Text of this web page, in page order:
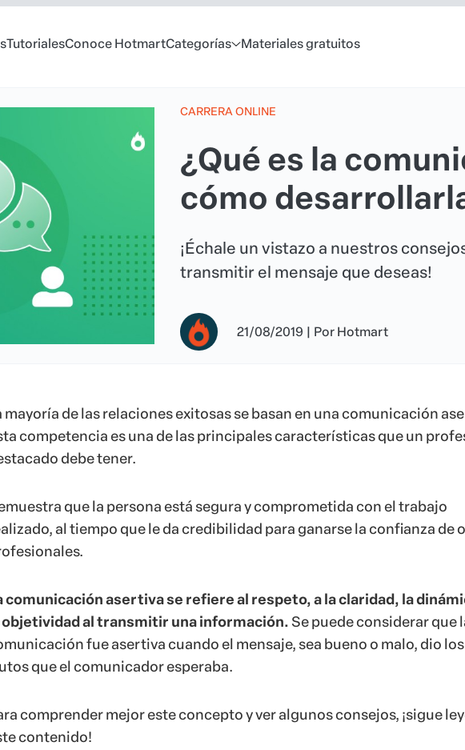
TutorialesConoce HotmartCategorías Materiales gratuitos
CARRERA ONLINE
¿Qué es la
cómo
¡Échale un vistazo a nuestros
transmitir el mensaje que deseas!
21/08/2019 | Por Hotmart
mayoría de las relaciones exitosas se basan en una comunicación
competencia es una de las principales características que un
debe tener.
que la persona está segura y comprometida con el trabajo
al tiempo que le da credibilidad para ganarse la confianza de
comunicación asertiva se refiere al respeto, a la claridad, la
objetividad al transmitir una información. Se puede considerar que
fue asertiva cuando el mensaje, sea bueno o malo, dio los
que el comunicador esperaba.
comprender mejor este concepto y ver algunos consejos, ¡sigue
contenido!